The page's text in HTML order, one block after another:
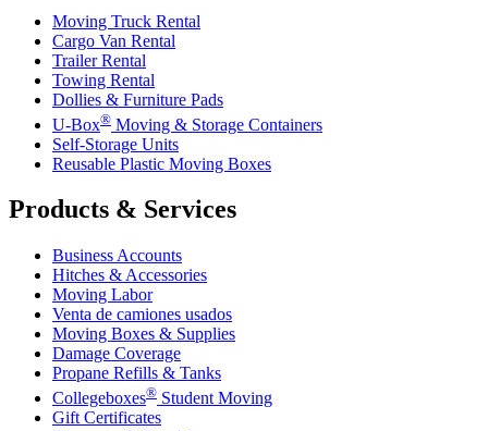
Moving Truck Rental
Cargo Van Rental
Trailer Rental
Towing Rental
Dollies & Furniture Pads
U-Box® Moving & Storage Containers
Self-Storage Units
Reusable Plastic Moving Boxes
Products & Services
Business Accounts
Hitches & Accessories
Moving Labor
Venta de camiones usados
Moving Boxes & Supplies
Damage Coverage
Propane Refills & Tanks
Collegeboxes® Student Moving
Gift Certificates